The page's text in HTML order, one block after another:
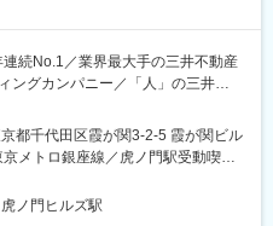
連続No.1／業界最大手の三井不動産
ングカンパニー／「人」の三井／
井のリパーク等の駐車場事業）に
務をお任せ致します。
都千代田区霞が関3-2-5 霞が関ビル
メトロ銀座線／虎ノ門駅受動喫煙
：会社の定める事業所
ノ門ヒルズ駅